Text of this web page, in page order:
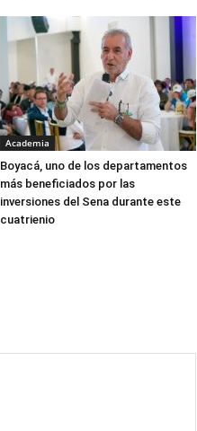
Academia
Boyacá, uno de los departamentos
más beneficiados por las
inversiones del Sena durante este
cuatrienio